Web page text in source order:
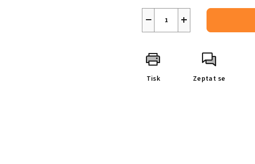
+
−
Tisk Zeptat se